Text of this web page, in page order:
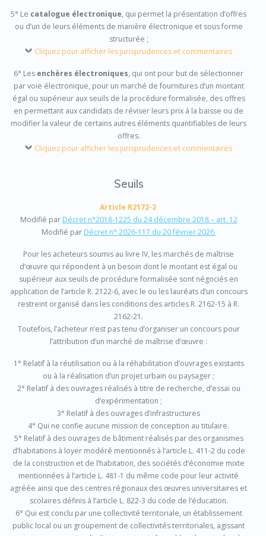
5° Le catalogue électronique, qui permet la présentation d’offres
ou d’un de leurs éléments de manière électronique et sous forme
structurée ;
Cliquez pour afficher les jurisprudences et commentaires
6° Les enchères électroniques, qui ont pour but de sélectionner
par voie électronique, pour un marché de fournitures d’un montant
égal ou supérieur aux seuils de la procédure formalisée, des offres
en permettant aux candidats de réviser leurs prix à la baisse ou de
modifier la valeur de certains autres éléments quantifiables de leurs
offres.
Cliquez pour afficher les jurisprudences et commentaires
Seuils
Article R2172-2
Modifié par Décret n°2018-1225 du 24 décembre 2018 – art. 12
Modifié par Décret n° 2026-117 du 20 février 2026
Pour les acheteurs soumis au livre IV, les marchés de maîtrise
d’œuvre qui répondent à un besoin dont le montant est égal ou
supérieur aux seuils de procédure formalisée sont négociés en
application de l’article R. 2122-6, avec le ou les lauréats d’un concours
restreint organisé dans les conditions des articles R. 2162-15 à R.
2162-21.
Toutefois, l’acheteur n’est pas tenu d’organiser un concours pour
l’attribution d’un marché de maîtrise d’œuvre :
1° Relatif à la réutilisation ou à la réhabilitation d’ouvrages existants
ou à la réalisation d’un projet urbain ou paysager ;
2° Relatif à des ouvrages réalisés à titre de recherche, d’essai ou
d’expérimentation ;
3° Relatif à des ouvrages d’infrastructures
4° Qui ne confie aucune mission de conception au titulaire.
5° Relatif à des ouvrages de bâtiment réalisés par des organismes
d’habitations à loyer modéré mentionnés à l’article L. 411-2 du code
de la construction et de l’habitation, des sociétés d’économie mixte
mentionnées à l’article L. 481-1 du même code pour leur activité
agréée ainsi que des centres régionaux des œuvres universitaires et
scolaires définis à l’article L. 822-3 du code de l’éducation.
6° Qui est conclu par une collectivité territoriale, un établissement
public local ou un groupement de collectivités territoriales, agissant